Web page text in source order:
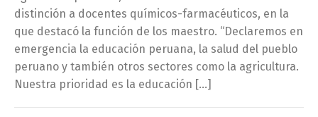
distinción a docentes químicos-farmacéuticos, en la
que destacó la función de los maestro. “Declaremos en
emergencia la educación peruana, la salud del pueblo
peruano y también otros sectores como la agricultura.
Nuestra prioridad es la educación […]